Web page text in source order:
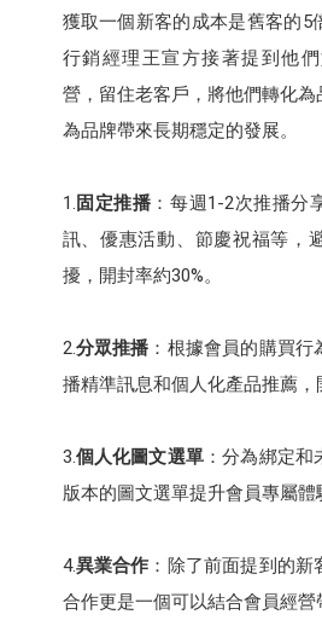
獲取一個新客的成本是舊客的5
行銷經理王宣方接著提到他
營，留住老客戶，將他們轉化為
為品牌帶來長期穩定的發展。
1.固定推播 ：每週1-2次推播分
訊、優惠活動、節慶祝福等，
擾，開封率約30%。
2.分眾推播 ：根據會員的購買
播精準訊息和個人化產品推薦，
3.個人化圖文選單：分為綁定和
版本的圖文選單提升會員專屬體
4.異業合作 ：除了前面提到的
合作更是一個可以結合會員經營